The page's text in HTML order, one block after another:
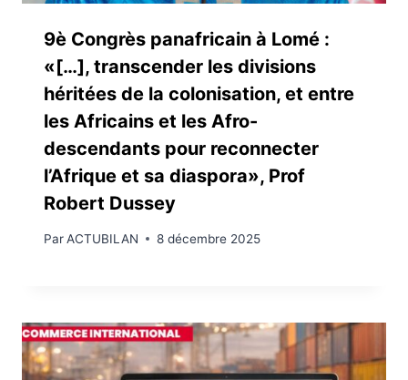
9è Congrès panafricain à Lomé :
«[…], transcender les divisions
héritées de la colonisation, et entre
les Africains et les Afro-
descendants pour reconnecter
l’Afrique et sa diaspora», Prof
Robert Dussey
ParACTUBILAN 8 décembre 2025